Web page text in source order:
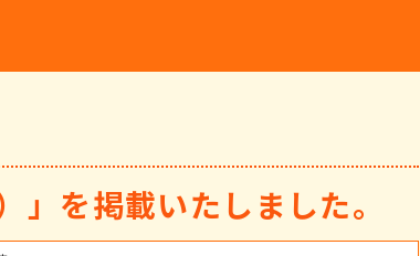
」を掲載いたしました。